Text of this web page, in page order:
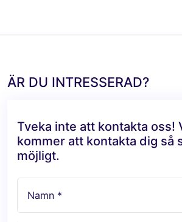
ÄR DU INTRESSERAD?
Tveka inte att kontakta oss!
kommer att kontakta dig så
möjligt.
Namn *